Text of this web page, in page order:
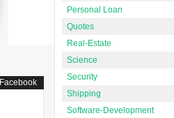
Facebook
Personal Loan
Quotes
Real-Estate
Science
Security
Shipping
Software-Development